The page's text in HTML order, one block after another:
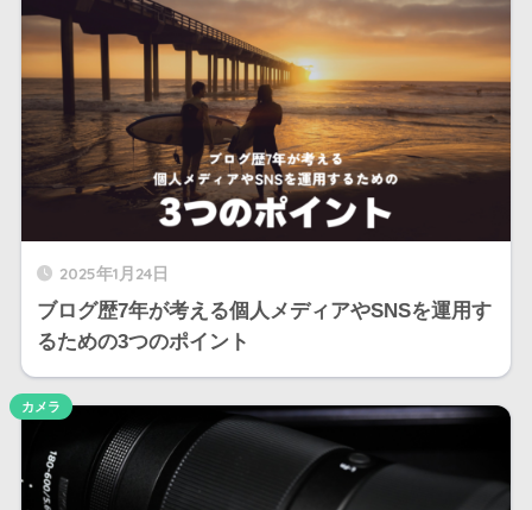
2025年1月24日
ブログ歴7年が考える個人メディアやSNSを運用す
るための3つのポイント
カメラ